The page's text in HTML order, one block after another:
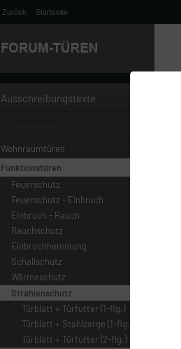
Zurück Startseite
Ausschreibungstexte
Wohnraumtüren
Funktionstüren
Feuerschutz
Feuerschutz - Einbruch
Einbruch - Rauch
Rauchschutz
Einbruchhemmung
Schallschutz
Wärmeschutz
Strahlenschutz
Türblatt + Türfutter (1-flg.)
Türblatt + Stahlzarge (1-flg.)
Türblatt + Türfutter (2-flg.)